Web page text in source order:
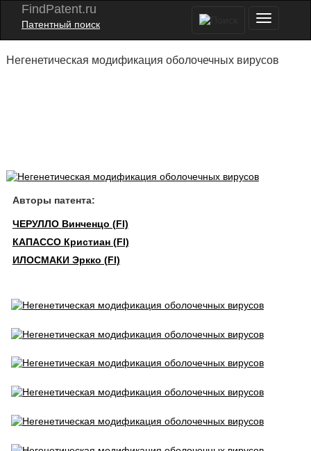
FindPatent.ru
Патентный поиск
Негенетическая модификация оболочечных вирусов
Авторы патента:
ЧЕРУЛЛО Винченцо (FI)
КАПАССО Кристиан (FI)
ИЛОСМАКИ Эркко (FI)